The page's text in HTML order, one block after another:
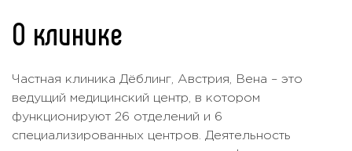
О клинике
Частная клиника Дёблинг, Австрия, Вена – это
ведущий медицинский центр, в котором
функционируют 26 отделений и 6
специализированных центров. Деятельность